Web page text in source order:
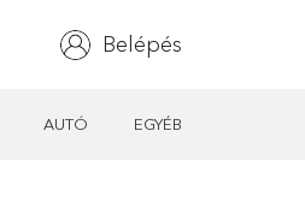
Belépés
AUTÓ EGYÉB